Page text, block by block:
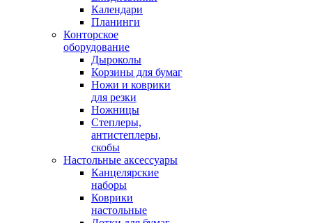
Календари
Планинги
Конторское
оборудование
Дыроколы
Корзины для бумаг
Ножи и коврики
для резки
Ножницы
Степлеры,
антистеплеры,
скобы
Настольные аксессуары
Канцелярские
наборы
Коврики
настольные